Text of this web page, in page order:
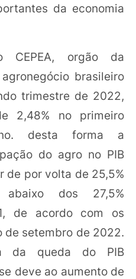
da economia
orgão da
brasileiro
trimestre de 2022,
2,48% no primeiro
desta forma a
do agro no PIB
de por volta de 25,5%
dos 27,5%
de acordo com os
de setembro de 2022.
da queda do PIB
deve ao aumento de